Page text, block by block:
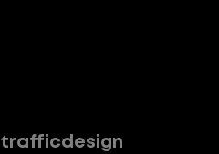
trafficdesign